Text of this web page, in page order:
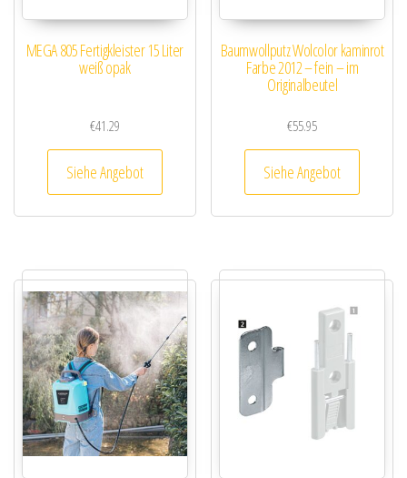
MEGA 805 Fertigkleister 15 Liter
weiß opak
€41.29
Siehe Angebot
Baumwollputz Wolcolor kaminrot
Farbe 2012 – fein – im
Originalbeutel
€55.95
Siehe Angebot